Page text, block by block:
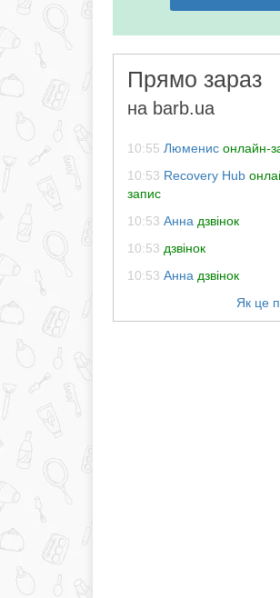
Прямо зараз
на barb.ua
10:55 Люменис онлайн-
10:53 Recovery Hub
запис
10:53 Анна дзвінок
10:53 дзвінок
10:53 Анна дзвінок